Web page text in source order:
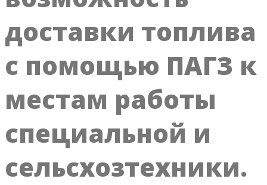
доставки топлива
с помощью ПАГЗ к
местам работы
специальной и
сельсхозтехники.